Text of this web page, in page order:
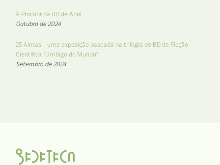
À Procura da BD de Abril
Outubro de 2024
25 Almas – uma exposição baseada na trilogia de BD de Ficção
Científica “Umbigo do Mundo”
Setembro de 2024